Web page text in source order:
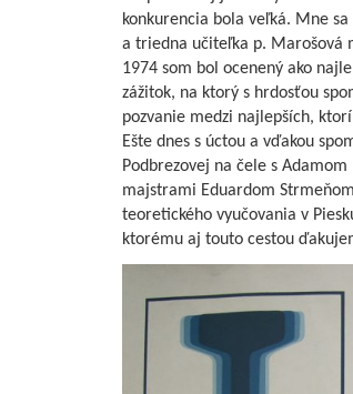
konkurencia bola veľká. Mne
a triedna učiteľka p. Marošová
1974 som bol ocenený ako
zážitok, na ktorý s hrdosťou
pozvanie medzi najlepších,
Ešte dnes s úctou a vďakou
Podbrezovej na čele s
majstrami Eduardom
teoretického vyučovania v
ktorému aj touto cestou